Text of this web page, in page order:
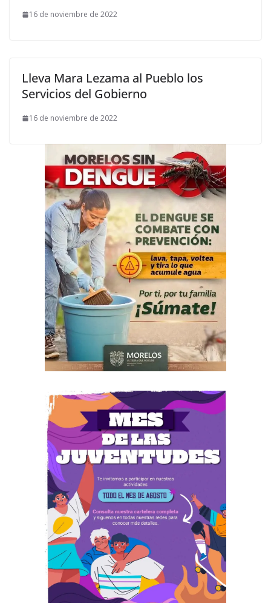
16 de noviembre de 2022
Lleva Mara Lezama al Pueblo los
Servicios del Gobierno
16 de noviembre de 2022